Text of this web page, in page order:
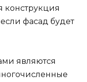
конструкция
фасад будет
являются